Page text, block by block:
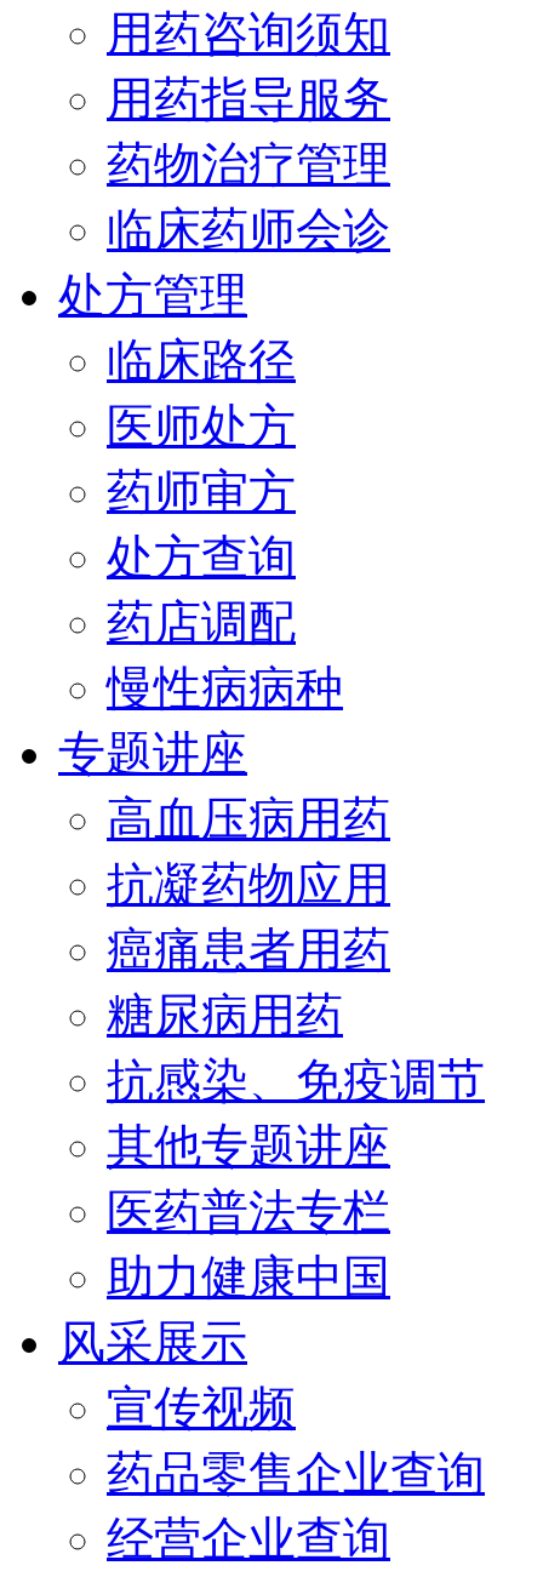
用药咨询须知
用药指导服务
药物治疗管理
临床药师会诊
处方管理
临床路径
医师处方
药师审方
处方查询
药店调配
慢性病病种
专题讲座
高血压病用药
抗凝药物应用
癌痛患者用药
糖尿病用药
抗感染、免疫调节
其他专题讲座
医药普法专栏
助力健康中国
风采展示
宣传视频
药品零售企业查询
经营企业查询